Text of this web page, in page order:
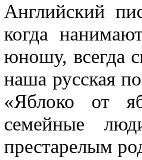
Английский
когда
юношу, всегда
наша русская
«Ябло­ко от
семейные
престарелым